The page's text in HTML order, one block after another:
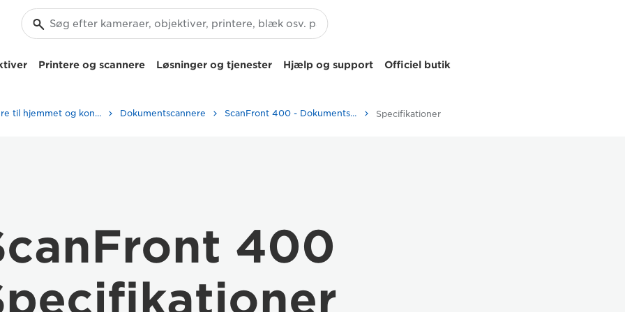
Printere og scannere Løsninger og tjenester Hjælp og support Officiel butik
Scannere til hjemmet og kontoret Dokumentscannere ScanFront 400 - Dokumentscannere Specifikationer
400